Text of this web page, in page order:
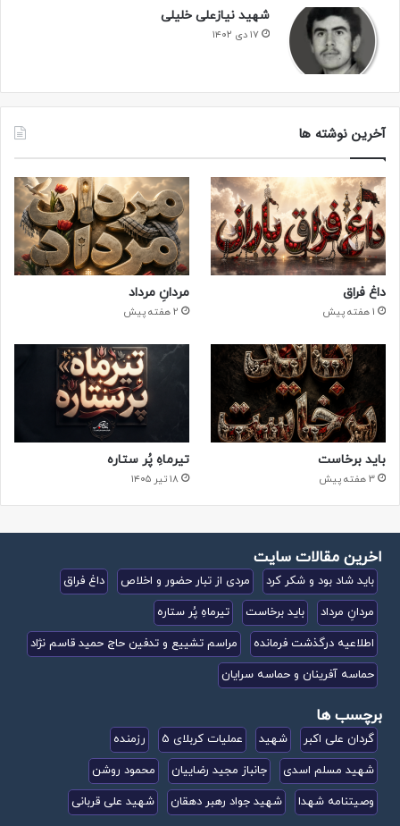
شهید نیازعلی خلیلی
۱۷ دی ۱۴۰۲
آخرین نوشته ها
داغ فراق
1 هفته پیش
مردانِ مرداد
2 هفته پیش
باید برخاست
3 هفته پیش
تیرماهِ پُر ستاره
۱۸ تیر ۱۴۰۵
اخرین مقالات سایت
باید شاد بود و شکر کرد مردی از تبار حضور و اخلاص
داغ فراق
مردانِ مرداد
باید برخاست
تیرماهِ پُر ستاره
اطلاعیه درگذشت فرمانده
مراسم تشییع و تدفین حاج حمید قاسم نژاد
حماسه آفرینان و حماسه سرایان
برچسب ها
گردان علی اکبر شهید عملیات کربلای 5
رزمنده
شهید مسلم اسدی
جانباز مجید رضاییان
محمود روشن
وصیتنامه شهدا
شهید جواد رهبر دهقان شهید علی قربانی